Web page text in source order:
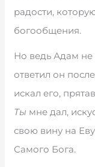
радости,
богообщения.
Но ведь Адам не
ответил он
искал его,
Ты мне дал,
свою вину на
Самого Бога.